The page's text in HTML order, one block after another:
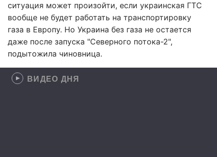
ситуация может произойти, если украинская ГТС
вообще не будет работать на транспортировку
газа в Европу. Но Украина без газа не остается
даже после запуска "Северного потока-2",
подытожила чиновница.
ВИДЕО ДНЯ